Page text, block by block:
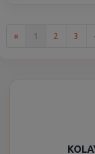
« 1 2 3